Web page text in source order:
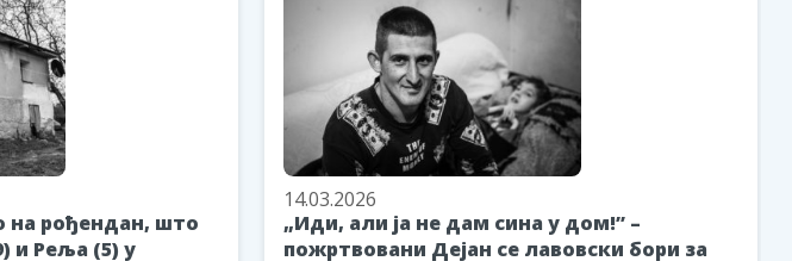
на рођендан, што
и Реља (5) у
14.03.2026
„Иди, али ја не дам сина у дом!” –
пожртвовани Дејан се лавовски бори за